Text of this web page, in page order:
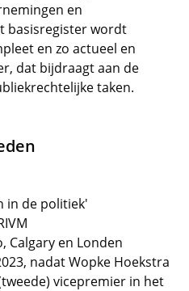
en
basisregister wordt
en zo actueel en
dat bijdraagt aan de
taken.
in de politiek'
Calgary en Londen
nadat Wopke Hoekstra
vicepremier in het